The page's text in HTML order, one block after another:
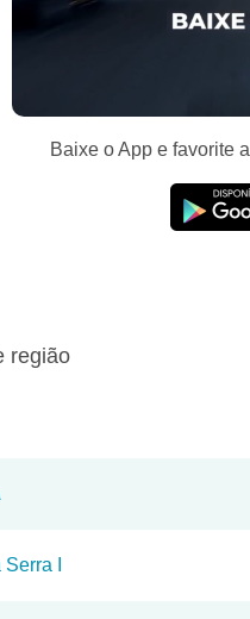
Baixe o App e favorite
região
I